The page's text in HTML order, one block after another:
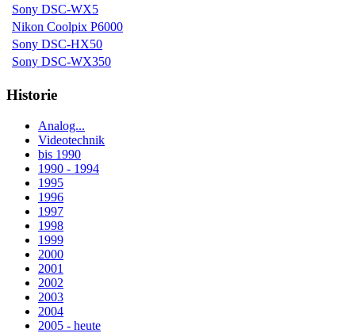
Sony DSC-WX5
Nikon Coolpix P6000
Sony DSC-HX50
Sony DSC-WX350
Historie
Analog...
Videotechnik
bis 1990
1990 - 1994
1995
1996
1997
1998
1999
2000
2001
2002
2003
2004
2005 - heute